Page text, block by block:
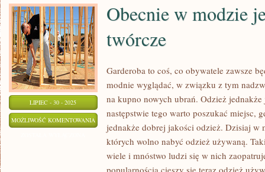
LIPIEC - 30 - 2025
MOŻLIWOŚĆ KOMENTOWANIA
Obecnie w modzie
twórcze
Garderoba to coś, co obywatele zawsze
modnie wyglądać, w związku z tym
na kupno nowych ubrań. Odzież jednakże
następstwie tego warto poszukać miejsc,
jednakże dobrej jakości odzież. Dzisiaj w
których wolno nabyć odzież używaną.
wiele i mnóstwo ludzi się w nich
popularnością cieszy się teraz odzież